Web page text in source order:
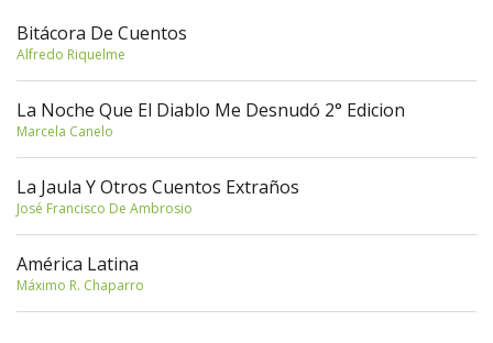
Bitácora De Cuentos
Alfredo Riquelme
La Noche Que El Diablo Me Desnudó 2° Edicion
Marcela Canelo
La Jaula Y Otros Cuentos Extraños
José Francisco De Ambrosio
América Latina
Máximo R. Chaparro